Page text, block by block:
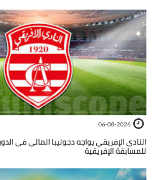
06-08-2026
النادي الإفريقي يواجه دجوليبا المالي في
للمسابقة الإفريقية